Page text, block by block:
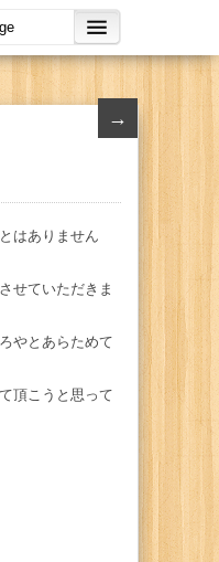
→
はありません
せていただきま
やとあらためて
頂こうと思って